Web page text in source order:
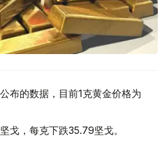
布的数据，目前1克黄金价格为
戈，每克下跌35.79坚戈。